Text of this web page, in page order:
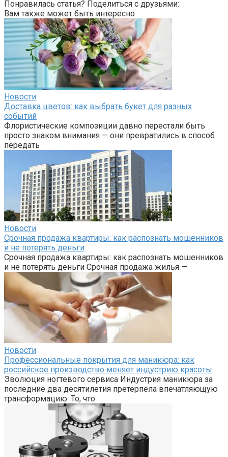
Понравилась статья? Поделиться с друзьями:
Вам также может быть интересно
Новости
Доставка цветов: как выбрать букет для разных
событий
Флористические композиции давно перестали быть
просто знаком внимания — они превратились в способ
передать
Новости
Срочная продажа квартиры: как распознать мошенников
и не потерять деньги
Срочная продажа квартиры: как распознать мошенников
и не потерять деньги Срочная продажа жилья —
Новости
Профессиональные покрытия для маникюра: как
российское производство меняет индустрию красоты
Эволюция ногтевого сервиса Индустрия маникюра за
последние два десятилетия претерпела впечатляющую
трансформацию. То, что